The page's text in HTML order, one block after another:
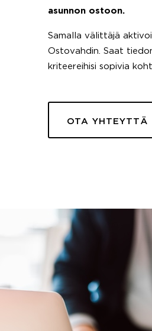
asunnon ostoon.
Samalla välittäjä
Ostovahdin. Saat
kriteereihisi sopivia
OTA YHTEYTTÄ